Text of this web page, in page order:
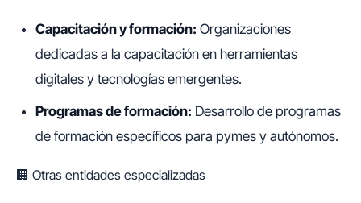
Capacitación y formación: Organizaciones
dedicadas a la capacitación en herramientas
digitales y tecnologías emergentes.
Programas de formación: Desarrollo de programas
de formación específicos para pymes y autónomos.
🏢 Otras entidades especializadas